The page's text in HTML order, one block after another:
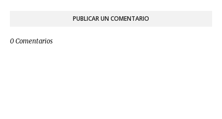
PUBLICAR UN COMENTARIO
0 Comentarios